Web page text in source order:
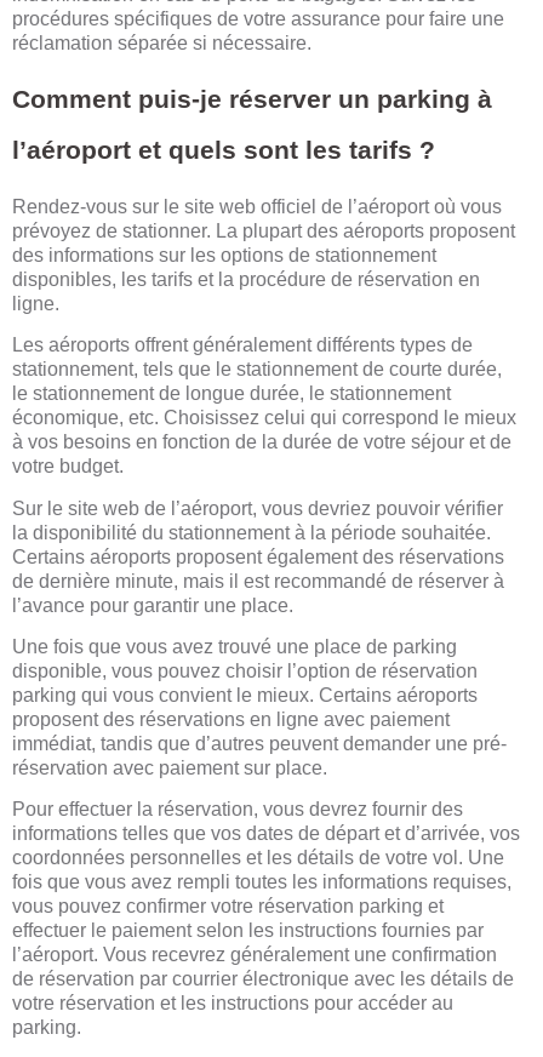
procédures spécifiques de votre assurance pour faire une
réclamation séparée si nécessaire.
Comment puis-je réserver un parking à
l’aéroport et quels sont les tarifs ?
Rendez-vous sur le site web officiel de l’aéroport où vous
prévoyez de stationner. La plupart des aéroports proposent
des informations sur les options de stationnement
disponibles, les tarifs et la procédure de réservation en
ligne.
Les aéroports offrent généralement différents types de
stationnement, tels que le stationnement de courte durée,
le stationnement de longue durée, le stationnement
économique, etc. Choisissez celui qui correspond le mieux
à vos besoins en fonction de la durée de votre séjour et de
votre budget.
Sur le site web de l’aéroport, vous devriez pouvoir vérifier
la disponibilité du stationnement à la période souhaitée.
Certains aéroports proposent également des réservations
de dernière minute, mais il est recommandé de réserver à
l’avance pour garantir une place.
Une fois que vous avez trouvé une place de parking
disponible, vous pouvez choisir l’option de réservation
parking qui vous convient le mieux. Certains aéroports
proposent des réservations en ligne avec paiement
immédiat, tandis que d’autres peuvent demander une pré-
réservation avec paiement sur place.
Pour effectuer la réservation, vous devrez fournir des
informations telles que vos dates de départ et d’arrivée, vos
coordonnées personnelles et les détails de votre vol. Une
fois que vous avez rempli toutes les informations requises,
vous pouvez confirmer votre réservation parking et
effectuer le paiement selon les instructions fournies par
l’aéroport. Vous recevrez généralement une confirmation
de réservation par courrier électronique avec les détails de
votre réservation et les instructions pour accéder au
parking.